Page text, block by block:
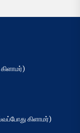
கிளாமர்)